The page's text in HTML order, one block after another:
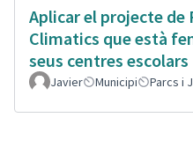
Aplicar el projecte de
Climatics que està
seus centres escolars
Javier Municipi Parcs i